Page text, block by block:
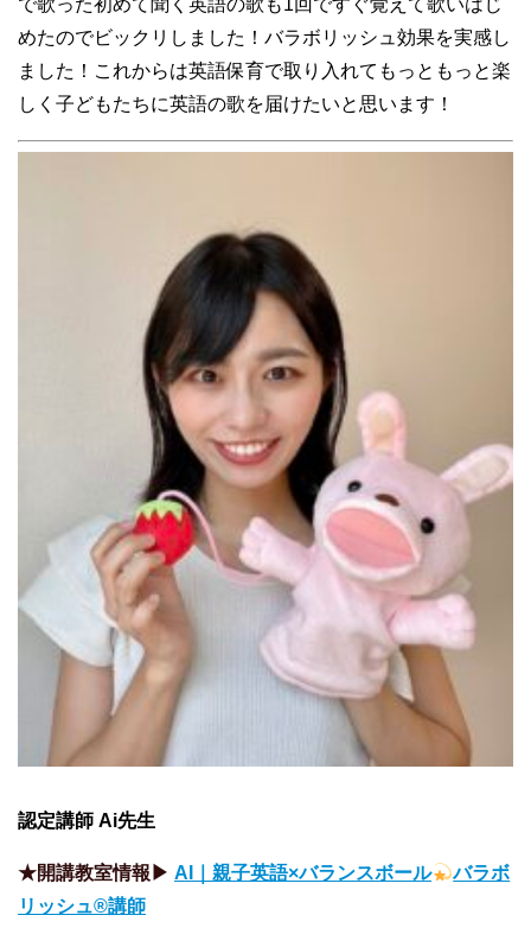
で歌った初めて聞く英語の歌も1回ですぐ覚えて歌いはじ
めたのでビックリしました！バラボリッシュ効果を実感し
ました！これからは英語保育で取り入れてもっともっと楽
しく子どもたちに英語の歌を届けたいと思います！
認定講師 Ai先生
★開講教室情報▶︎ AI｜親子英語×バランスボール
バラボ
リッシュ®︎講師